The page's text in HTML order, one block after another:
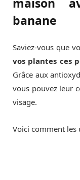
banane
Saviez-vous que
vos plantes ces
Grâce aux
vous pouvez leur
visage.
Voici comment les